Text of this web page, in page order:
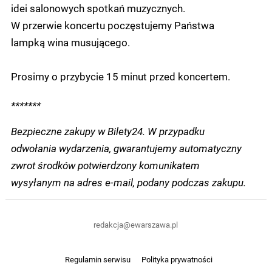
idei salonowych spotkań muzycznych.
W przerwie koncertu poczęstujemy Państwa
lampką wina musującego.
Prosimy o przybycie 15 minut przed koncertem.
*******
Bezpieczne zakupy w Bilety24. W przypadku
odwołania wydarzenia, gwarantujemy automatyczny
zwrot środków potwierdzony komunikatem
wysyłanym na adres e-mail, podany podczas zakupu.
Regulamin serwisu Polityka prywatności
redakcja@ewarszawa.pl